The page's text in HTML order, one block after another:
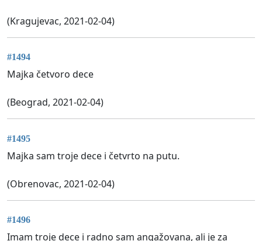
(Kragujevac, 2021-02-04)
#1494
Majka četvoro dece
(Beograd, 2021-02-04)
#1495
Majka sam troje dece i četvrto na putu.
(Obrenovac, 2021-02-04)
#1496
Imam troje dece i radno sam angažovana, ali je za